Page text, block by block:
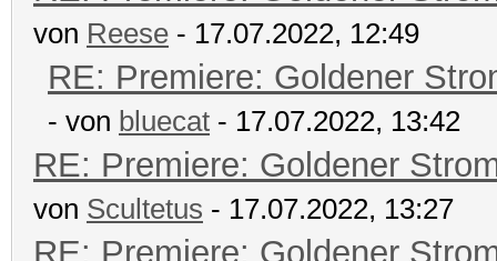
von Reese - 17.07.2022, 12:49
RE: Premiere: Goldener
- von bluecat - 17.07.2022, 13:42
RE: Premiere: Goldener
von Scultetus - 17.07.2022, 13:27
RE: Premiere: Goldener